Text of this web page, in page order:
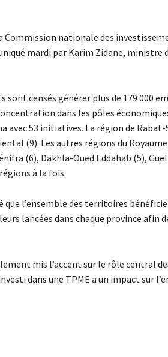
Commission nationale des
mardi par Karim Zidane, ministre
sont censés générer plus de 179 000
dans les pôles
avec 53 initiatives. La région de
(9). Les autres régions du
(6), Dakhla-Oued Eddahab (5),
à la fois.
que l’ensemble des territoires
lancées dans chaque province
mis l’accent sur le rôle central
dans une TPME a un impact sur